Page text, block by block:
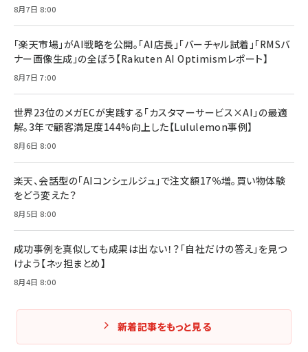
マーケティングの真実 P&G・グリコで学んだ失敗
￥2,200
ママ投資家が育休中に１億貯めた株式投資
￥1,870
￥1,980
フィードバック経営 「沈黙の組織」から「高め合う
Amazonランキングをもっと見る
8月7日 8:00
「楽天市場」がAI戦略を公開。「AI店長」「バーチャル試着」「RMSバ
ナー画像生成」の全ぼう【Rakuten AI Optimismレポート】
8月7日 7:00
世界23位のメガECが実践する「カスタマーサービス×AI」の最適
解。3年で顧客満足度144%向上した【Lululemon事例】
8月6日 8:00
楽天、会話型の「AIコンシェルジュ」で注文額17％増。買い物体験
をどう変えた？
8月5日 8:00
成功事例を真似しても成果は出ない！？「自社だけの答え」を見つ
けよう【ネッ担まとめ】
8月4日 8:00
新着記事をもっと見る